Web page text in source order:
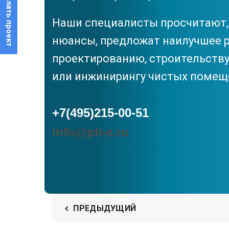
Наши специалисты просчитают,
нюансы, предложат наилучшее
проектированию,
или инжинирингу чистых
+7(495)215-00-51
info@ph-e.ru
ПРЕДЫДУЩИЙ
Прислать проект